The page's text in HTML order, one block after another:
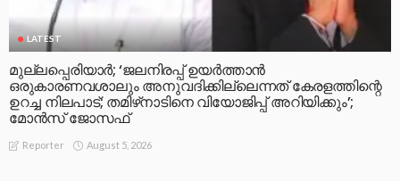
LATEST
മുല്ലപ്പെരിയാര്‍; ‘ജലനിരപ്പ് ഉയര്‍ത്താന്‍
ഒരുകാരണവശാലും അനുവദിക്കില്ലെന്നത് കേരളത്തിന്റെ
ഉറച്ച നിലപാട്; തമിഴ്‌നാടിനെ വിയോജിപ്പ് അറിയിക്കും’;
മോന്‍സ് ജോസഫ്
Reporter August 5, 2026